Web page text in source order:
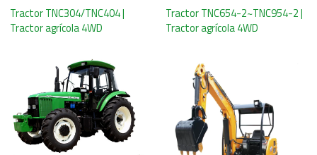
Tractor TNC304/TNC404 |
Tractor agrícola 4WD
Tractor TNC654-2~TNC954-2 |
Tractor agrícola 4WD